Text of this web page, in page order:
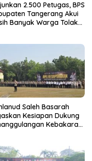
2.500 Petugas, BPS
Tangerang Akui
Banyak Warga Tolak
Saleh Basarah
Kesiapan Dukung
Kebakaran